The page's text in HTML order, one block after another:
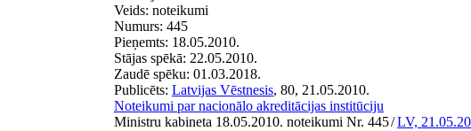
Veids: noteikumi
Numurs: 445
Pieņemts: 18.05.2010.
Stājas spēkā: 22.05.2010.
Zaudē spēku: 01.03.2018.
Publicēts: Latvijas Vēstnesis, 80, 21.05.2010.
Noteikumi par nacionālo akreditācijas institūciju
Ministru kabineta 18.05.2010. noteikumi Nr. 445/LV,